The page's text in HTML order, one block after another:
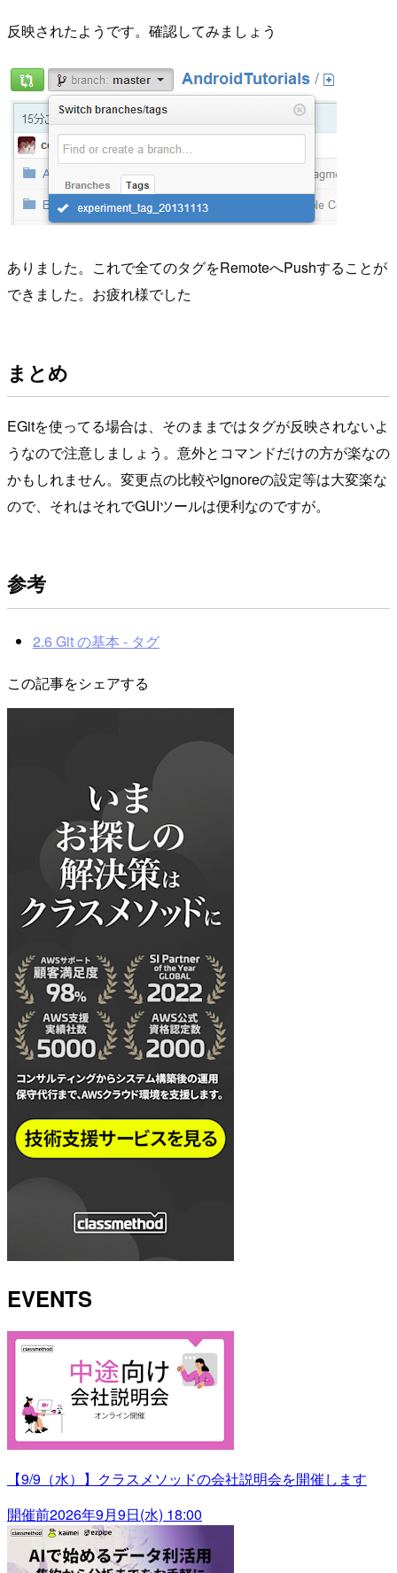
反映されたようです。確認してみましょう
ありました。これで全てのタグをRemoteへPushすることが
できました。お疲れ様でした
まとめ
EGitを使ってる場合は、そのままではタグが反映されないよ
うなので注意しましょう。意外とコマンドだけの方が楽なの
かもしれません。変更点の比較やIgnoreの設定等は大変楽な
ので、それはそれでGUIツールは便利なのですが。
参考
2.6 Git の基本 - タグ
この記事をシェアする
EVENTS
【9/9（水）】クラスメソッドの会社説明会を開催します
開催前2026年9月9日(水) 18:00